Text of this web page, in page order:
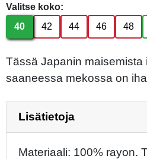
Valitse koko:
40
42 44 46 48
Tässä Japanin maisemista
saaneessa mekossa on
Lisätietoja
Materiaali: 100% rayon.